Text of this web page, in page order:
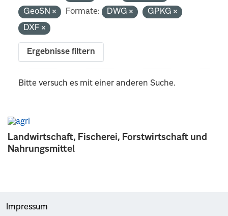
Landwirtschaft, Fischerei, Forstwirtschaft und
Nahrungsmittel
GeoSN
Formate: DWG
GPKG
DXF
Ergebnisse filtern
Bitte versuch es mit einer anderen Suche.
Impressum